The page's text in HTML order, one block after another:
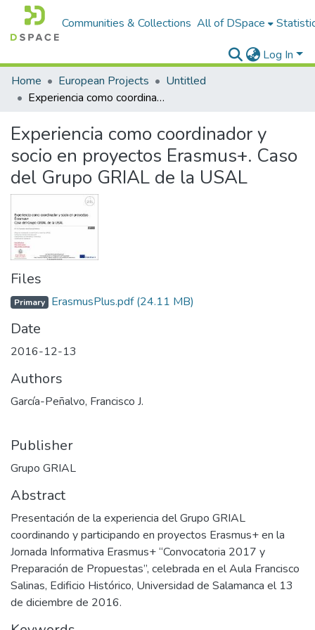
Communities & Collections All of DSpace
Log In
Home
European Projects
Untitled
Experiencia como coordinador y socio en proyectos Erasmus+. Caso del Grupo GRIAL de la USAL
Experiencia como coordinador y
socio en proyectos Erasmus+. Caso
del Grupo GRIAL de la USAL
Files
Primary ErasmusPlus.pdf(24.11 MB)
Date
2016-12-13
Authors
García-Peñalvo, Francisco J.
Publisher
Grupo GRIAL
Abstract
Presentación de la experiencia del Grupo GRIAL
coordinando y participando en proyectos Erasmus+ en la
Jornada Informativa Erasmus+ “Convocatoria 2017 y
Preparación de Propuestas”, celebrada en el Aula Francisco
Salinas, Edificio Histórico, Universidad de Salamanca el 13
de diciembre de 2016.